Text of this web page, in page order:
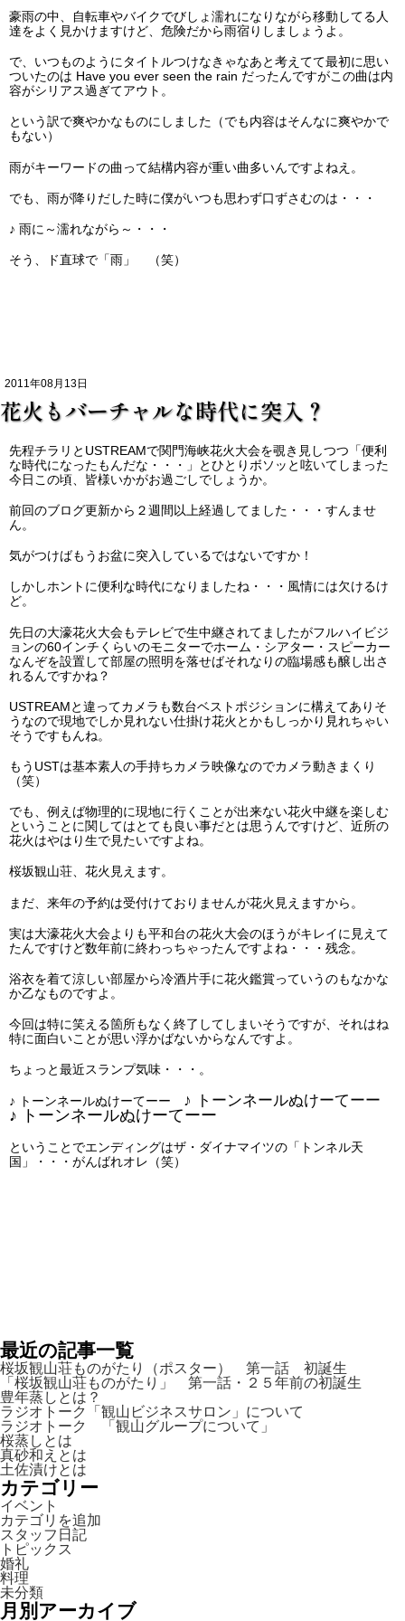
豪雨の中、自転車やバイクでびしょ濡れになりながら移動してる人
達をよく見かけますけど、危険だから雨宿りしましょうよ。
で、いつものようにタイトルつけなきゃなあと考えてて最初に思い
ついたのは Have you ever seen the rain だったんですがこの曲は内
容がシリアス過ぎてアウト。
という訳で爽やかなものにしました（でも内容はそんなに爽やかで
もない）
雨がキーワードの曲って結構内容が重い曲多いんですよねえ。
でも、雨が降りだした時に僕がいつも思わず口ずさむのは・・・
♪ 雨に～濡れながら～・・・
そう、ド直球で「雨」 （笑）
2011年08月13日
花火もバーチャルな時代に突入？
先程チラリとUSTREAMで関門海峡花火大会を覗き見しつつ「便利
な時代になったもんだな・・・」とひとりボソッと呟いてしまった
今日この頃、皆様いかがお過ごしでしょうか。
前回のブログ更新から２週間以上経過してました・・・すんませ
ん。
気がつけばもうお盆に突入しているではないですか！
しかしホントに便利な時代になりましたね・・・風情には欠けるけ
ど。
先日の大濠花火大会もテレビで生中継されてましたがフルハイビジ
ョンの60インチくらいのモニターでホーム・シアター・スピーカー
なんぞを設置して部屋の照明を落せばそれなりの臨場感も醸し出さ
れるんですかね？
USTREAMと違ってカメラも数台ベストポジションに構えてありそ
うなので現地でしか見れない仕掛け花火とかもしっかり見れちゃい
そうですもんね。
もうUSTは基本素人の手持ちカメラ映像なのでカメラ動きまくり
（笑）
でも、例えば物理的に現地に行くことが出来ない花火中継を楽しむ
ということに関してはとても良い事だとは思うんですけど、近所の
花火はやはり生で見たいですよね。
桜坂観山荘、花火見えます。
まだ、来年の予約は受付けておりませんが花火見えますから。
実は大濠花火大会よりも平和台の花火大会のほうがキレイに見えて
たんですけど数年前に終わっちゃったんですよね・・・残念。
浴衣を着て涼しい部屋から冷酒片手に花火鑑賞っていうのもなかな
か乙なものですよ。
今回は特に笑える箇所もなく終了してしまいそうですが、それはね
特に面白いことが思い浮かばないからなんですよ。
ちょっと最近スランプ気味・・・。
♪ トーンネールぬけーてーー ♪ トーンネールぬけーてーー
♪ トーンネールぬけーてーー
ということでエンディングはザ・ダイナマイツの「トンネル天
国」・・・がんばれオレ（笑）
最近の記事一覧
桜坂観山荘ものがたり（ポスター） 第一話 初誕生
「桜坂観山荘ものがたり」 第一話・２５年前の初誕生
豊年蒸しとは？
ラジオトーク「観山ビジネスサロン」について
ラジオトーク 「観山グループについて」
桜蒸しとは
真砂和えとは
土佐漬けとは
カテゴリー
イベント
カテゴリを追加
スタッフ日記
トピックス
婚礼
料理
未分類
月別アーカイブ